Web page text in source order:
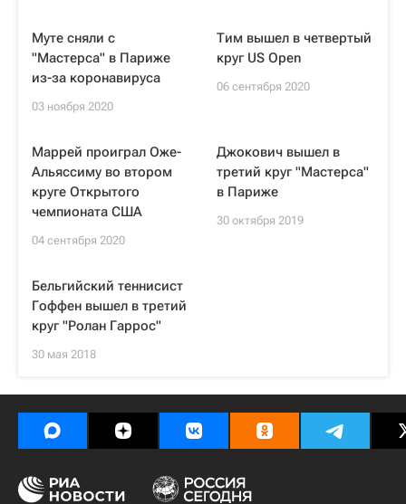
Муте сняли с
"Мастерса" в Париже
из-за коронавируса
03 ноября 2020
Тим вышел в четвертый
круг US Open
06 сентября 2020
Маррей проиграл Оже-
Альяссиму во втором
круге Открытого
чемпионата США
04 сентября 2020
Джокович вышел в
третий круг "Мастерса"
в Париже
30 октября 2019
Бельгийский теннисист
Гоффен вышел в третий
круг "Ролан Гаррос"
30 мая 2018